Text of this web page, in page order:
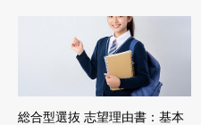
総合型選抜 志望理由書：基本